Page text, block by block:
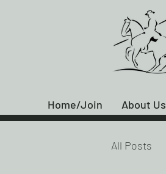
Home/Join About Us
All Posts